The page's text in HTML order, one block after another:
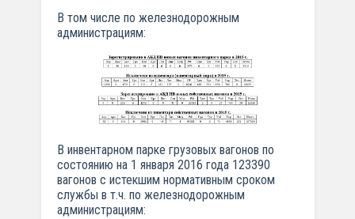
В том числе по железнодорожным
администрациям:
В инвентарном парке грузовых вагонов по
состоянию на 1 января 2016 года 123390
вагонов с истекшим нормативным сроком
службы в т.ч. по железнодорожным
администрациям: